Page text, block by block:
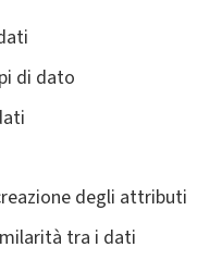
di dato
degli attributi
tra i dati